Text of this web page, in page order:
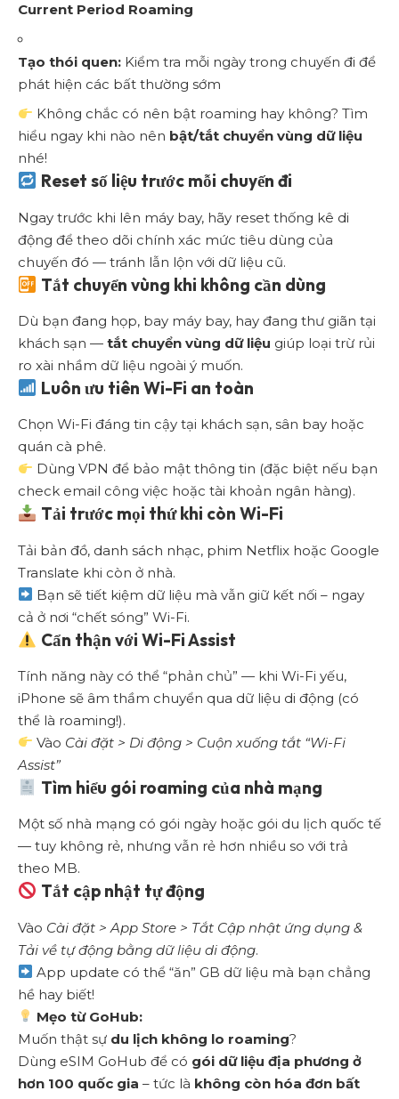
Current Period Roaming
Tạo thói quen: Kiểm tra mỗi ngày trong chuyến đi để
phát hiện các bất thường sớm
Không chắc có nên bật roaming hay không? Tìm
hiểu ngay khi nào nên bật/tắt chuyển vùng dữ liệu
nhé!
Reset số liệu trước mỗi chuyến đi
Ngay trước khi lên máy bay, hãy reset thống kê di
động để theo dõi chính xác mức tiêu dùng của
chuyến đó — tránh lẫn lộn với dữ liệu cũ.
Tắt chuyển vùng khi không cần dùng
Dù bạn đang họp, bay máy bay, hay đang thư giãn tại
khách sạn — tắt chuyển vùng dữ liệu giúp loại trừ rủi
ro xài nhầm dữ liệu ngoài ý muốn.
Luôn ưu tiên Wi-Fi an toàn
Chọn Wi-Fi đáng tin cậy tại khách sạn, sân bay hoặc
quán cà phê.
Dùng VPN để bảo mật thông tin (đặc biệt nếu bạn
check email công việc hoặc tài khoản ngân hàng).
Tải trước mọi thứ khi còn Wi-Fi
Tải bản đồ, danh sách nhạc, phim Netflix hoặc Google
Translate khi còn ở nhà.
Bạn sẽ tiết kiệm dữ liệu mà vẫn giữ kết nối – ngay
cả ở nơi “chết sóng” Wi-Fi.
Cẩn thận với Wi-Fi Assist
Tính năng này có thể “phản chủ” — khi Wi-Fi yếu,
iPhone sẽ âm thầm chuyển qua dữ liệu di động (có
thể là roaming!).
Vào Cài đặt > Di động > Cuộn xuống tắt “Wi-Fi
Assist”
Tìm hiểu gói roaming của nhà mạng
Một số nhà mạng có gói ngày hoặc gói du lịch quốc tế
— tuy không rẻ, nhưng vẫn rẻ hơn nhiều so với trả
theo MB.
Tắt cập nhật tự động
Vào Cài đặt > App Store > Tắt Cập nhật ứng dụng &
Tải về tự động bằng dữ liệu di động.
App update có thể “ăn” GB dữ liệu mà bạn chẳng
hề hay biết!
Mẹo từ GoHub:
Muốn thật sự du lịch không lo roaming?
Dùng eSIM GoHub để có gói dữ liệu địa phương ở
hơn 100 quốc gia – tức là không còn hóa đơn bất